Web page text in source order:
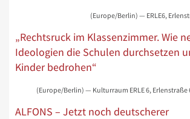
(Europe/Berlin) — ERLE6,
„Rechtsruck im Klassenzimmer. Wie
Ideologien die Schulen durchsetzen
Kinder bedrohen“
(Europe/Berlin) — Kulturraum ERLE 6, Erlenstraße
ALFONS – Jetzt noch deutscherer